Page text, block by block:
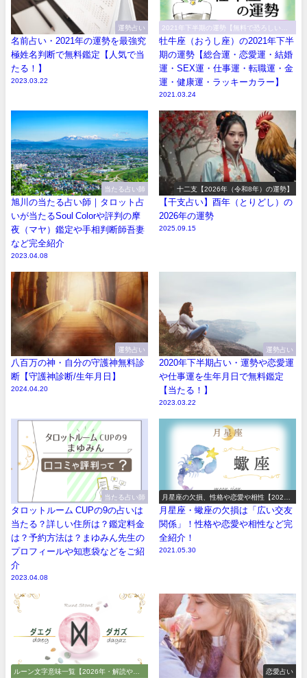
運勢占い
名前占い・2021年の運勢を最強究
極姓名判断で無料鑑定【人気で当
たる！】
2023.03.22
2021年下半期の運勢【無料で恐ろしい程
当たる！】
牡牛座（おうし座）の2021年下半
期の運勢【総合運・恋愛運・結婚
運・SEX運・仕事運・転職運・金
運・健康運・ラッキーカラー】
2021.03.24
当たる占い師
旭川の当たる占い師｜タロット占
いが当たるSoul Colorや評判の摩
夜（マヤ）鑑定や手相判断師吾妻
など完全紹介
2023.04.08
十二支【2026年（令和8年）の運勢】
【干支占い】酉年（とりどし）の
2026年の運勢
2025.09.15
運勢占い
八百万の神・自分の守護神無料診
断【守護神診断/生年月日】
2024.04.20
運勢占い
2020年下半期占い・運勢や恋愛運
や仕事運を生年月日で無料鑑定
【当たる！】
2023.03.22
当たる占い師
タロットルーム CUPの9の占いは
当たる？詳しい住所は？鑑定料金
は？予約方法は？まゆみん先生の
プロフィールや知恵袋などをご紹
介
2023.04.08
月星座の欠損、性格や恋愛や相性【2026
年版】
月星座・蠍座の欠損は「広い交友
関係」！性格や恋愛や相性など完
全紹介！
2021.05.30
ルーン文字意味一覧【2026年・解読や解
恋愛占い